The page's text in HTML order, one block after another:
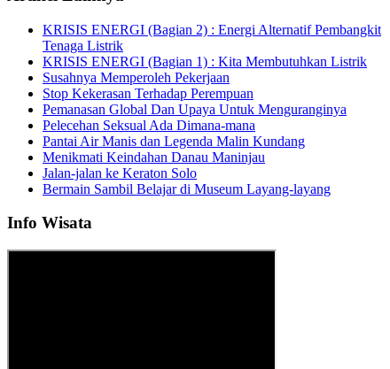
KRISIS ENERGI (Bagian 2) : Energi Alternatif Pembangkit
Tenaga Listrik
KRISIS ENERGI (Bagian 1) : Kita Membutuhkan Listrik
Susahnya Memperoleh Pekerjaan
Stop Kekerasan Terhadap Perempuan
Pemanasan Global Dan Upaya Untuk Menguranginya
Pelecehan Seksual Ada Dimana-mana
Pantai Air Manis dan Legenda Malin Kundang
Menikmati Keindahan Danau Maninjau
Jalan-jalan ke Keraton Solo
Bermain Sambil Belajar di Museum Layang-layang
Info Wisata